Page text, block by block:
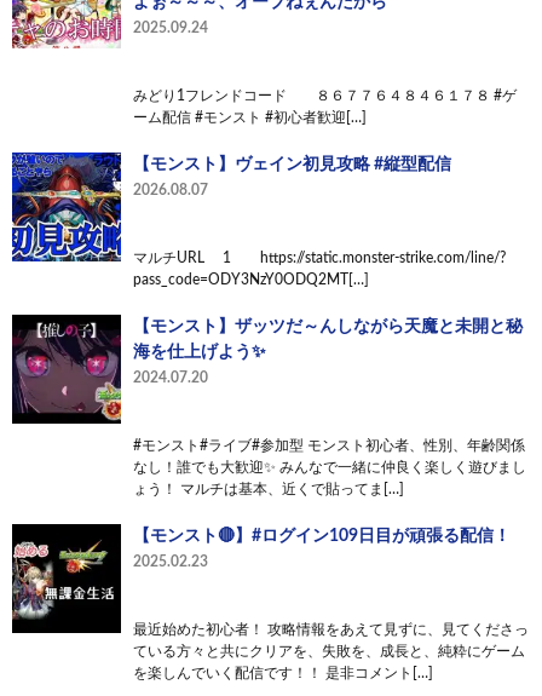
2025.09.24
みどり1フレンドコード ８６７７６４８４６１７８ #ゲ
ーム配信 #モンスト #初心者歓迎[…]
【モンスト】ヴェイン初見攻略 #縦型配信
2026.08.07
マルチURL 1 https://static.monster-strike.com/line/?
pass_code=ODY3NzY0ODQ2MT[…]
【モンスト】ザッツだ～んしながら天魔と未開と秘
海を仕上げよう✨
2024.07.20
#モンスト#ライブ#参加型 モンスト初心者、性別、年齢関係
なし！誰でも大歓迎✨ みんなで一緒に仲良く楽しく遊びまし
ょう！ マルチは基本、近くで貼ってま[…]
【モンスト🔴】#ログイン109日目が頑張る配信！
2025.02.23
最近始めた初心者！ 攻略情報をあえて見ずに、見てくださっ
ている方々と共にクリアを、失敗を、成長と、純粋にゲーム
を楽しんでいく配信です！！ 是非コメント[…]